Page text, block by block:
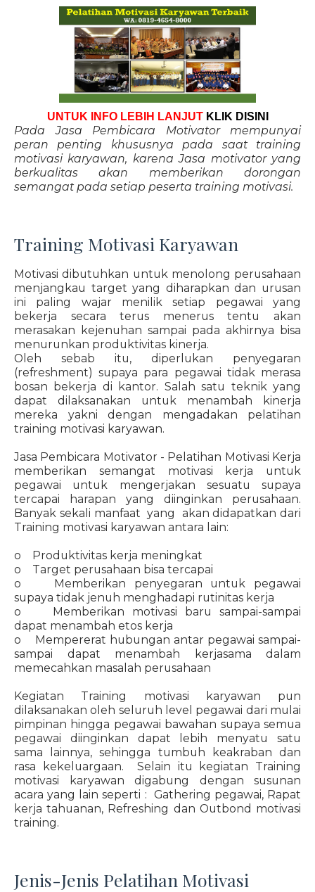
UNTUK INFO LEBIH LANJUT KLIK DISINI
Pada Jasa Pembicara Motivator mempunyai
peran penting khususnya pada saat training
motivasi karyawan, karena Jasa motivator yang
berkualitas akan memberikan dorongan
semangat pada setiap peserta training motivasi.
Training Motivasi Karyawan
Motivasi dibutuhkan untuk menolong perusahaan
menjangkau target yang diharapkan dan urusan
ini paling wajar menilik setiap pegawai yang
bekerja secara terus menerus tentu akan
merasakan kejenuhan sampai pada akhirnya bisa
menurunkan produktivitas kinerja.
Oleh sebab itu, diperlukan penyegaran
(refreshment) supaya para pegawai tidak merasa
bosan bekerja di kantor. Salah satu teknik yang
dapat dilaksanakan untuk menambah kinerja
mereka yakni dengan mengadakan pelatihan
training motivasi karyawan.
Jasa Pembicara Motivator - Pelatihan Motivasi Kerja
memberikan semangat motivasi kerja untuk
pegawai untuk mengerjakan sesuatu supaya
tercapai harapan yang diinginkan perusahaan.
Banyak sekali manfaat yang akan didapatkan dari
Training motivasi karyawan antara lain:
o Produktivitas kerja meningkat
o Target perusahaan bisa tercapai
o Memberikan penyegaran untuk pegawai
supaya tidak jenuh menghadapi rutinitas kerja
o Memberikan motivasi baru sampai-sampai
dapat menambah etos kerja
o Mempererat hubungan antar pegawai sampai-
sampai dapat menambah kerjasama dalam
memecahkan masalah perusahaan
Kegiatan Training motivasi karyawan pun
dilaksanakan oleh seluruh level pegawai dari mulai
pimpinan hingga pegawai bawahan supaya semua
pegawai diinginkan dapat lebih menyatu satu
sama lainnya, sehingga tumbuh keakraban dan
rasa kekeluargaan. Selain itu kegiatan Training
motivasi karyawan digabung dengan susunan
acara yang lain seperti : Gathering pegawai, Rapat
kerja tahuanan, Refreshing dan Outbond motivasi
training.
Jenis-Jenis Pelatihan Motivasi